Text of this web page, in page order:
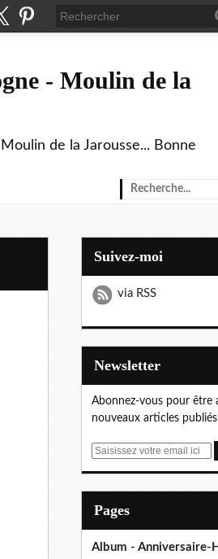
- Moulin de la
de la Jarousse... Bonne
Suivez-moi
via RSS
Newsletter
Abonnez-vous pour être
nouveaux articles
E
Pages
Album - Anniversaire-